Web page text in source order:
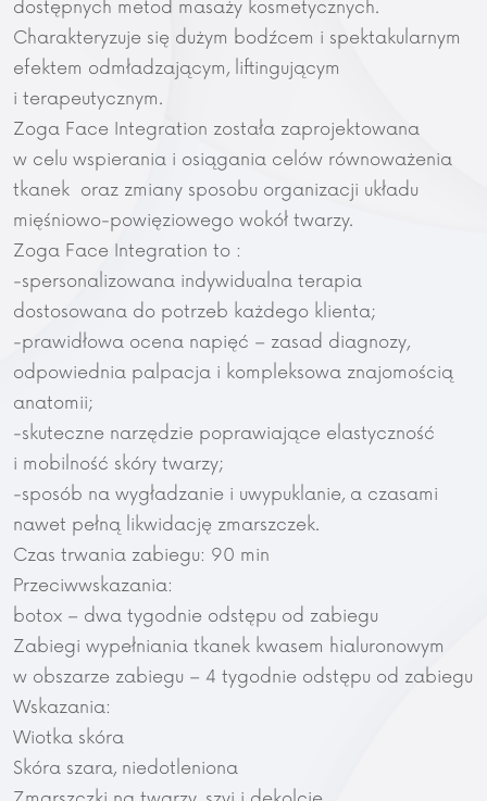
dostępnych metod masaży kosmetycznych.
Charakteryzuje się dużym bodźcem i spektakularnym
efektem odmładzającym, liftingującym
i terapeutycznym.
Zoga Face Integration została zaprojektowana
w celu wspierania i osiągania celów równoważenia
tkanek oraz zmiany sposobu organizacji układu
mięśniowo-powięziowego wokół twarzy.
Zoga Face Integration to :
-spersonalizowana indywidualna terapia
dostosowana do potrzeb każdego klienta;
-prawidłowa ocena napięć – zasad diagnozy,
odpowiednia palpacja i kompleksowa znajomością
anatomii;
-skuteczne narzędzie poprawiające elastyczność
i mobilność skóry twarzy;
-sposób na wygładzanie i uwypuklanie, a czasami
nawet pełną likwidację zmarszczek.
Czas trwania zabiegu: 90 min
Przeciwwskazania:
botox – dwa tygodnie odstępu od zabiegu
Zabiegi wypełniania tkanek kwasem hialuronowym
w obszarze zabiegu – 4 tygodnie odstępu od zabiegu
Wskazania:
Wiotka skóra
Skóra szara, niedotleniona